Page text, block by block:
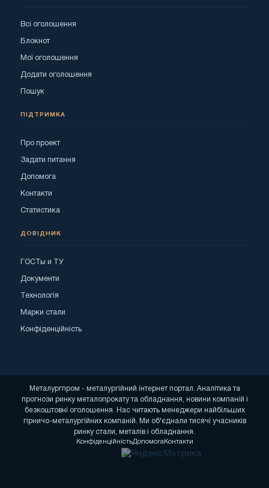
Всі оголошення
Блокнот
Мої оголошення
Додати оголошення
Пошук
ПІДТРИМКА
Про проект
Задати питання
Допомога
Контакти
Статистика
ДОВІДНИК
ГОСТы и ТУ
Документи
Технологія
Марки стали
Конфіденційність
Металургпром - металургійний інтернет портал. Аналітика та
прогнози ринку металопрокату та обладнання, новини компаній і
безкоштовні оголошення. Нас читають менеджери найбільших
гірничо-металургійних компаній. Ми об'єднали тисячі учасників
ринку стали, металів і обладнання.
КонфіденційністьДопомогаКонтакти